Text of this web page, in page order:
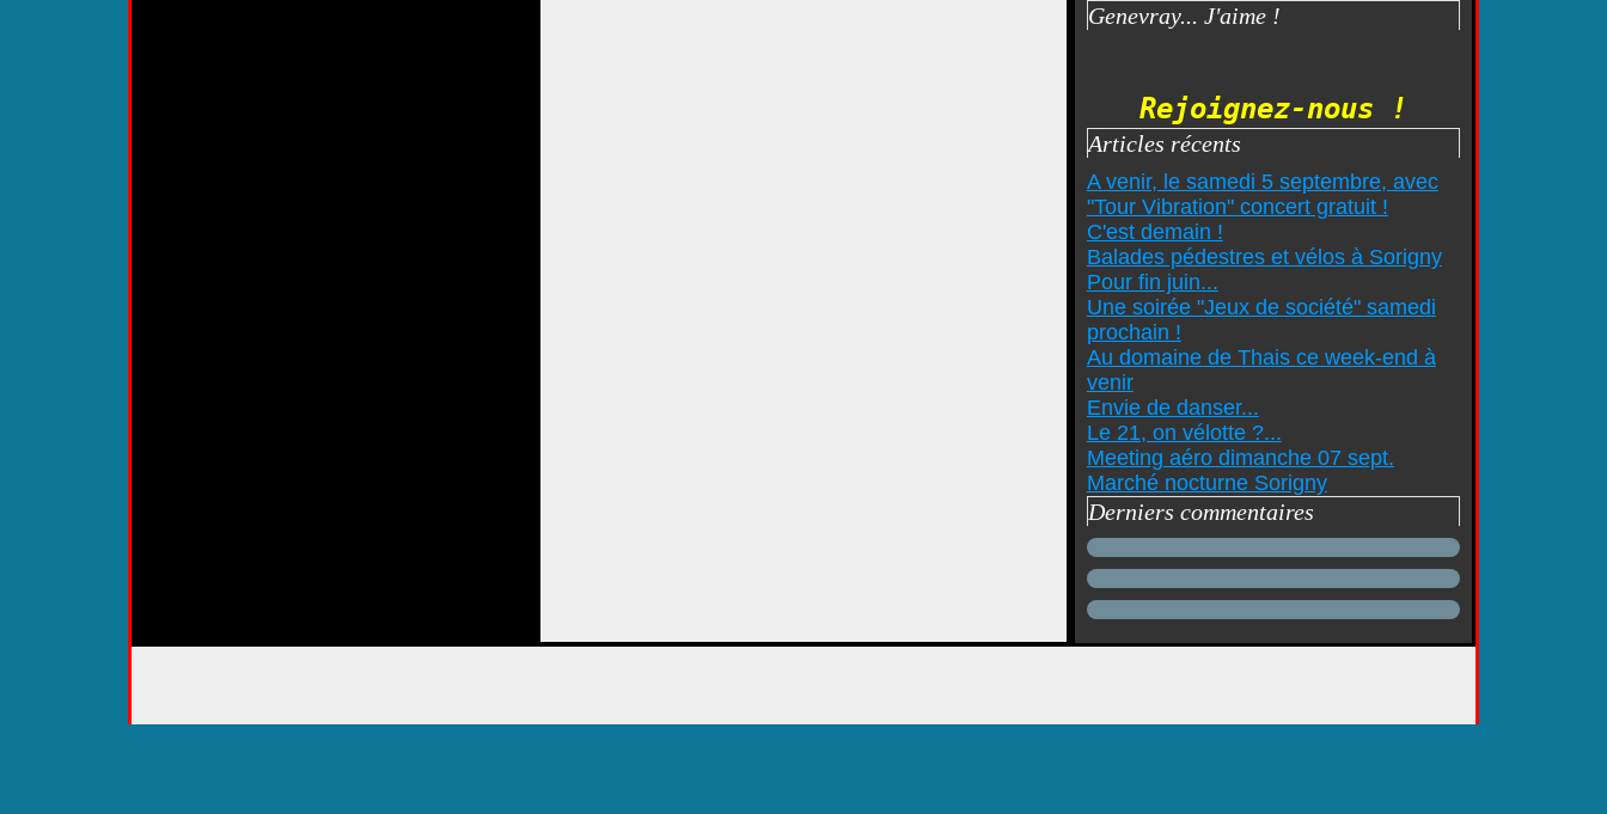
Genevray... J'aime !
Rejoignez-nous !
Articles récents
A venir, le samedi 5 septembre, avec
"Tour Vibration" concert gratuit !
C'est demain !
Balades pédestres et vélos à Sorigny
Pour fin juin...
Une soirée "Jeux de société" samedi
prochain !
Au domaine de Thais ce week-end à
venir
Envie de danser...
Le 21, on vélotte ?...
Meeting aéro dimanche 07 sept.
Marché nocturne Sorigny
Derniers commentaires